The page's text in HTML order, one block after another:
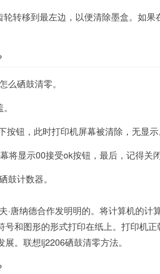
转移到最左边，以便清除墨盒。如
么硒鼓清零。
按钮，此时打印机屏幕被清除，无显示
将显示00接受ok按钮，最后，记得关
鼓计数器。
·唐纳德合作发明明的。将计算机的计
号和图形的形式打印在纸上。打印机
。联想lj2206硒鼓清零方法。